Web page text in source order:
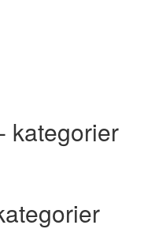
kategorier